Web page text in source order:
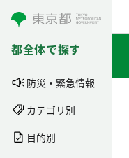
コンテンツにスキップ
都全体で探す
防災・緊急情報
カテゴリ別
目的別